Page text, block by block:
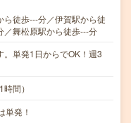
徒歩---分／伊賀駅から徒
／舞松原駅から徒歩---分
。単発1日からでOK！週3
間）
単発！